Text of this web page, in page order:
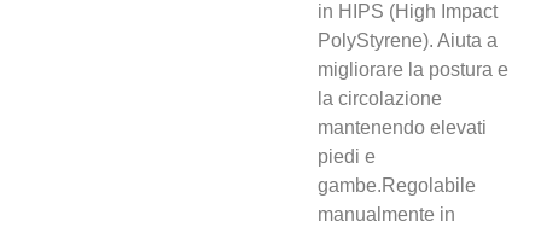
in HIPS (High Impact
PolyStyrene). Aiuta a
migliorare la postura e
la circolazione
mantenendo elevati
piedi e
gambe.Regolabile
manualmente in